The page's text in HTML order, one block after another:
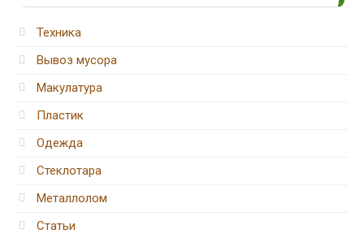
Техника
Вывоз мусора
Макулатура
Пластик
Одежда
Стеклотара
Металлолом
Статьи